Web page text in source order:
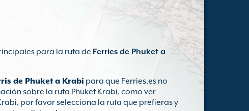
para la ruta de Ferries de Phuket a
de Phuket a Krabi para que Ferries.es no
sobre la ruta Phuket Krabi, como ver
por favor selecciona la ruta que prefieras y